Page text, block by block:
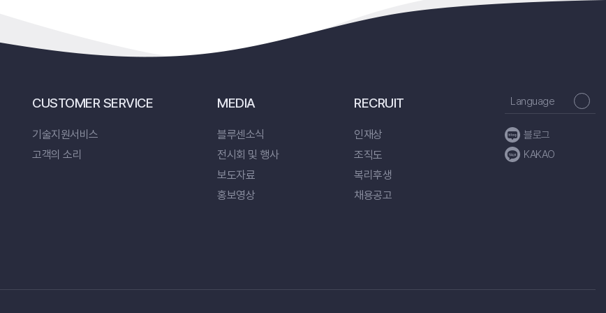
CUSTOMER SERVICE
기술지원서비스
고객의 소리
MEDIA
블루센소식
전시회 및 행사
보도자료
홍보영상
RECRUIT
인재상
조직도
복리후생
채용공고
Language
블로그
KAKAO